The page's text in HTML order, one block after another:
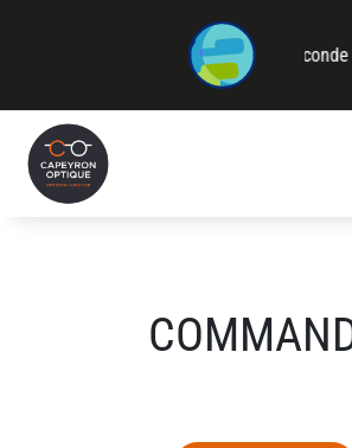
vos lunettes et donnez-leur une seconde